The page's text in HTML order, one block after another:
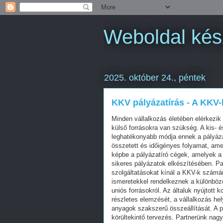
Weboldal
2025. október 24., péntek
KKV pályázatírás - A
Minden vállalkozás életében elérkezik az a pillanat, amikor a további fejlődéshez és növekedéshez külső forrásokra van szükség. A kis- és középvállalkozások (KKV-k) számára az egyik leghatékonyabb módja ennek a pályázatok útján történő finanszírozás. Azonban a pályázatírás összetett és időigényes folyamat, amely speciális szakértelmet igényel. Ezen a ponton lépnek be a képbe a pályázatíró cégek, amelyek a KKV-k számára nyújtanak professzionális segítséget a sikeres pályázatok elkészítésében. Partnerünk egy olyan pályázatíró cég, amely kiemelkedő szolgáltatásokat kínál a KKV-k számára. Tapasztalt és magasan képzett szakembereik mélyreható ismeretekkel rendelkeznek a különböző pályázati lehetőségekről, legyen szó hazai vagy európai uniós forrásokról. Az általuk nyújtott komplex szolgáltatás magában foglalja a pályázati kiírások részletes elemzését, a vállalkozás helyzetének és céljainak felmérését, valamint a pályázati anyagok szakszerű összeállítását. A pályázatírás során elengedhetetlen a precizitás és a körültekintő tervezés. Partnerünk nagy hangsúlyt fektet arra, hogy az ügyfelek igényeit maximálisan figyelembe véve, személyre szabott megoldásokat kínáljon. Az első lépés mindig egy alapos konzultáció, ahol feltérképezik a vállalkozás pályázati elképzeléseit, finanszírozási szükségleteit és hosszú távú céljait. Ezután következik a megfelelő pályázati kiírás kiválasztása és a pályázati dokumentáció összeállítása. A sikeres pályázatírás kulcsa a meggyőző és szakmailag alátámasztott tartalom. Partnerünk munkatársai gondoskodnak arról, hogy a benyújtott pályázatok minden formai és tartalmi követelménynek megfeleljenek. Részletesen bemutatják a vállalkozás tevékenységét, a projekt céljait, a megvalósítás lépéseit és várható eredményeit. Mindezt olyan módon teszik, hogy a pályázat kitűnjön a mezőnyből és meggyőzze a bírálókat a támogatás indokoltságáról. A pályázatíró cég szolgáltatásai azonban nem érnek véget a pályázat benyújtásával. Partnerünk a teljes pályázati folyamat során végigkíséri ügyfeleit, legyen szó a hiánypótlásról, a tisztázó kérdések megválaszolásáról vagy akár a szerződéskötésről. Szakértői tanácsadással és folyamatos támogatással segítik a nyertes pályázatok megvalósítását, hozzájárulva a vállalkozások zökkenőmentes fejlődéséhez és növekedéséhez. A pályázatíró cégek szolgáltatásainak igénybevétele számos előnnyel jár a KKV-k számára. Egyrészt jelentős időt és erőforrást takaríthatnak meg azáltal, hogy a pályázatírás feladatát szakértő kezekbe helyezik. Másrészt növelik a sikeres pályázat esélyeit, hiszen a tapasztalt pályázatírók pontosan tudják, milyen tartalmi és formai elemek szükségesek a nyertes pályázathoz. Harmadrészt, a pályázati források elnyerése révén a vállalkozások olyan fejlesztéseket, beruházásokat valósíthatnak meg, amelyek hozzájárulnak versenyképességük növeléséhez és piaci pozíciójuk megerősítéséhez. Partnerünk pályázatíró cég KKV-k részére nyújtott szolgáltatása tehát kulcsfontosságú lehet a vállalkozások számára a növekedési céljaik eléréséhez. A szakértő pályázatírói csapat, a személyre szabott megoldások és a teljes körű támogatás garantálja, hogy az ügyfelek a lehető legjobb eséllyel induljanak a pályázatokon és sikeresen valósítsák meg fejlesztési elképzeléseiket. Ha Ön is olyan KKV tulajdonos, aki szeretné vállalkozását új szintre emelni pályázati források segítségével, bátran forduljon Partnerünkhöz, és bízza rájuk pályázatai professzionális menedzselését! A vállalkozások világában a lehetőségek gyakran rejtve maradnak, különösen a kis- és középvállalkozások (KKV-k) számára. Ezek a cégek sokszor küzdenek azzal, hogy megtalálják a fejlődésükhöz szükséges forrásokat, miközben a piac folyamatosan változik és új kihívásokat állít